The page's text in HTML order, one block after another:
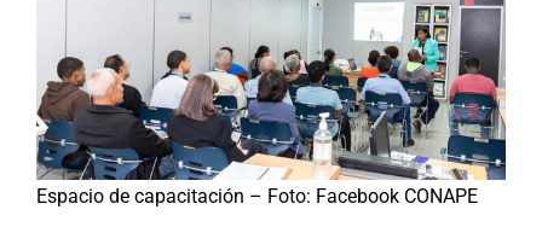
Espacio de capacitación – Foto: Facebook CONAPE